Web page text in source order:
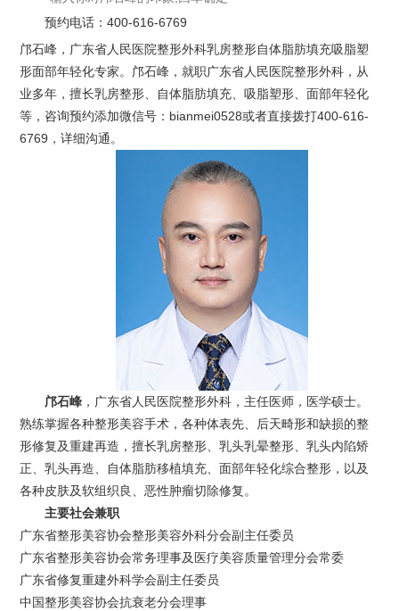
预约电话：400-616-6769
邝石峰，广东省人民医院整形外科乳房整形自体脂肪填充吸脂塑
形面部年轻化专家。邝石峰，就职广东省人民医院整形外科，从
业多年，擅长乳房整形、自体脂肪填充、吸脂塑形、面部年轻化
等，咨询预约添加微信号：bianmei0528或者直接拨打400-616-
6769，详细沟通。
邝石峰 ，广东省人民医院整形外科，主任医师，医学硕士。
熟练掌握各种整形美容手术，各种体表先、后天畸形和缺损的整
形修复及重建再造，擅长乳房整形、乳头乳晕整形、乳头内陷矫
正、乳头再造、自体脂肪移植填充、面部年轻化综合整形，以及
各种皮肤及软组织良、恶性肿瘤切除修复。
主要社会兼职
广东省整形美容协会整形美容外科分会副主任委员
广东省整形美容协会常务理事及医疗美容质量管理分会常委
广东省修复重建外科学会副主任委员
中国整形美容协会抗衰老分会理事